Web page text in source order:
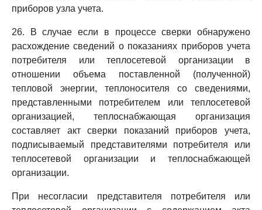
приборов узла учета.
26. В случае если в процессе сверки обнаружено
расхождение сведений о показаниях приборов учета
потребителя или теплосетевой организации в
отношении объема поставленной (полученной)
тепловой энергии, теплоносителя со сведениями,
представленными потребителем или теплосетевой
организацией, теплоснабжающая организация
составляет акт сверки показаний приборов учета,
подписываемый представителями потребителя или
теплосетевой организации и теплоснабжающей
организации.
При несогласии представителя потребителя или